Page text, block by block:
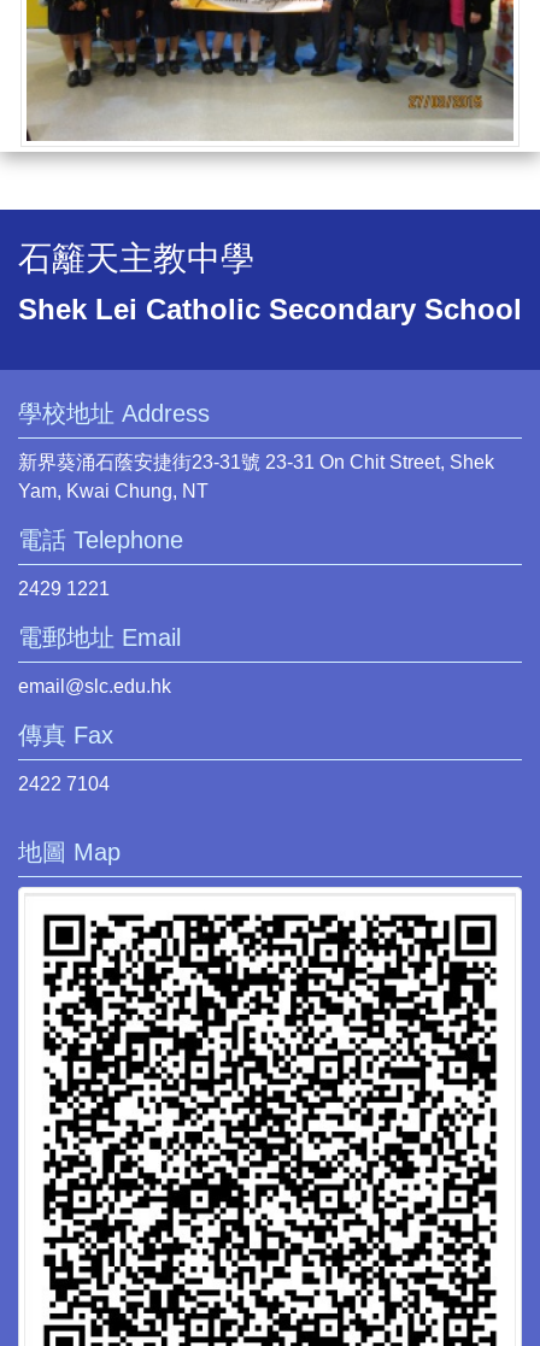
石籬天主教中學
Shek Lei Catholic Secondary School
學校地址 Address
新界葵涌石蔭安捷街23-31號 23-31 On Chit Street, Shek
Yam, Kwai Chung, NT
電話 Telephone
2429 1221
電郵地址 Email
email@slc.edu.hk
傳真 Fax
2422 7104
地圖 Map